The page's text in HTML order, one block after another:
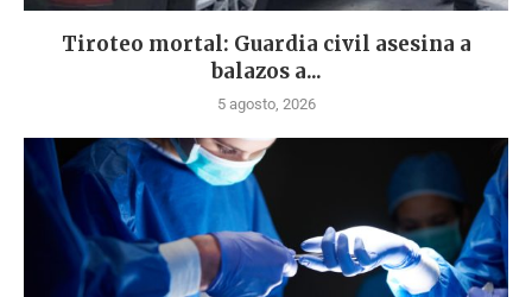
Tiroteo mortal: Guardia civil asesina a
balazos a...
5 agosto, 2026